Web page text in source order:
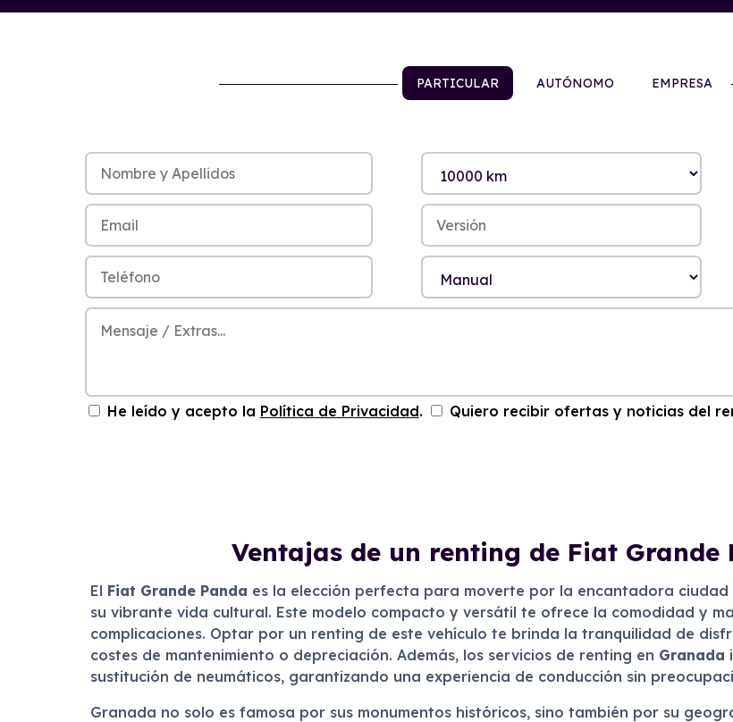
PARTICULAR AUTÓNOMO EMPRESA
He leído y acepto la Política de Privacidad. Quiero recibir ofertas y noticias del
Ventajas de un renting de Fiat Grande
El Fiat Grande Panda es la elección perfecta para moverte por la encantadora ciudad
su vibrante vida cultural. Este modelo compacto y versátil te ofrece la comodidad y
complicaciones. Optar por un renting de este vehículo te brinda la tranquilidad de
costes de mantenimiento o depreciación. Además, los servicios de renting en Granada
sustitución de neumáticos, garantizando una experiencia de conducción sin
Granada no solo es famosa por sus monumentos históricos, sino también por su